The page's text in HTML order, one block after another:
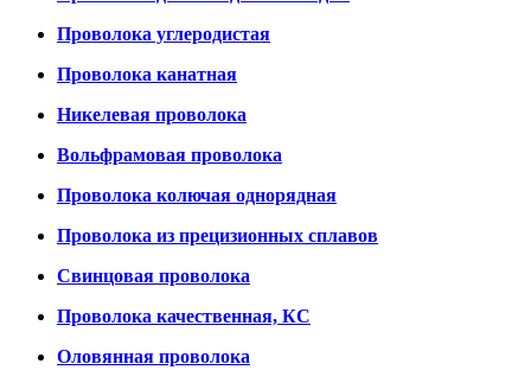
Проволока углеродистая
Проволока канатная
Никелевая проволока
Вольфрамовая проволока
Проволока колючая однорядная
Проволока из прецизионных сплавов
Свинцовая проволока
Проволока качественная, КС
Оловянная проволока